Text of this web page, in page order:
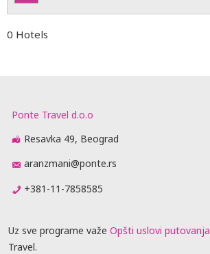
0 Hotels
Ponte Travel d.o.o
Resavka 49, Beograd
aranzmani@ponte.rs
+381-11-7858585
Uz sve programe važe Opšti uslovi putovanja
Travel.